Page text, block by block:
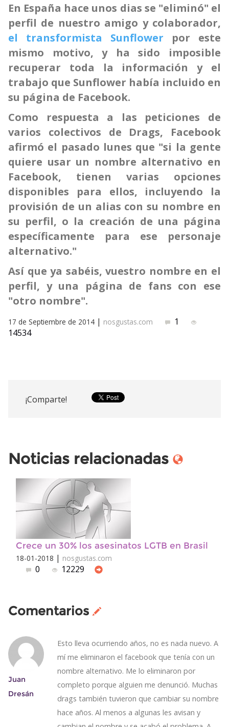
En España hace unos dias se "eliminó" el
perfil de nuestro amigo y colaborador,
el transformista Sunflower por este
mismo motivo, y ha sido imposible
recuperar toda la información y el
trabajo que Sunflower había incluido en
su página de Facebook.
Como respuesta a las peticiones de
varios colectivos de Drags, Facebook
afirmó el pasado lunes que "si la gente
quiere usar un nombre alternativo en
Facebook, tienen varias opciones
disponibles para ellos, incluyendo la
provisión de un alias con su nombre en
su perfil, o la creación de una página
específicamente para ese personaje
alternativo."
Así que ya sabéis, vuestro nombre en el
perfil, y una página de fans con ese
"otro nombre".
17 de Septiembre de 2014 | nosgustas.com
1
14534
¡Comparte!
Noticias relacionadas
Crece un 30% los asesinatos LGTB en Brasil
18-01-2018 | nosgustas.com
0 12229
Comentarios
Juan
Dresán
Esto lleva ocurriendo años, no es nada nuevo. A
mí me eliminaron el facebook que tenía con un
nombre alternativo. Me lo eliminaron por
completo porque alguien me denunció. Muchas
drags también tuvieron que cambiar su nombre
hace años. Al menos a algunas les avisan y